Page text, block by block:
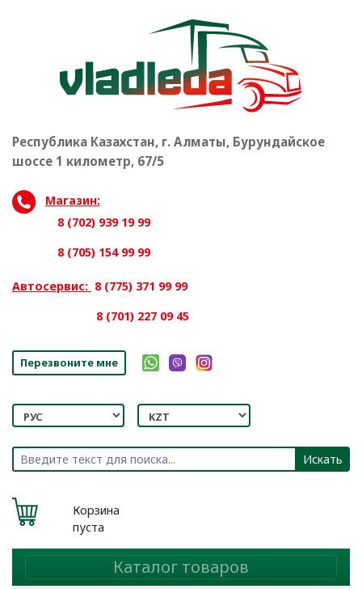
Республика Казахстан, г. Алматы, Бурундайское
шоссе 1 километр, 67/5
Магазин:
8 (702) 939 19 99
8 (705) 154 99 99
Автосервис: 8 (775) 371 99 99
8 (701) 227 09 45
Перезвоните мне
Искать
Корзина
пуста
Каталог товаров